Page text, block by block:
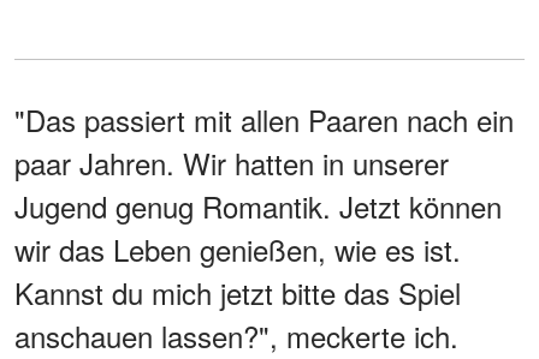
"Das passiert mit allen Paaren nach ein
paar Jahren. Wir hatten in unserer
Jugend genug Romantik. Jetzt können
wir das Leben genießen, wie es ist.
Kannst du mich jetzt bitte das Spiel
anschauen lassen?", meckerte ich.